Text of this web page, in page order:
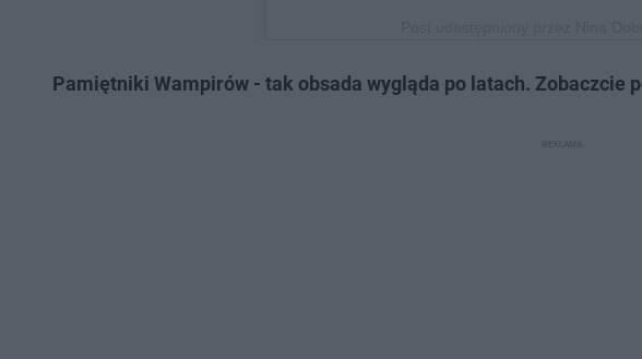
Pamiętniki Wampirów - tak obsada wygląda po latach. Zobaczcie